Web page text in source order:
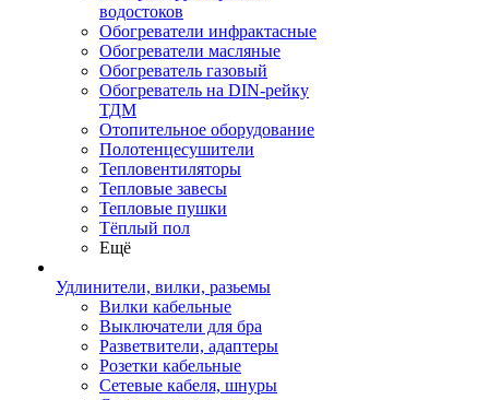
водостоков
Обогреватели инфрактасные
Обогреватели масляные
Обогреватель газовый
Обогреватель на DIN-рейку
ТДМ
Отопительное оборудование
Полотенцесушители
Тепловентиляторы
Тепловые завесы
Тепловые пушки
Тёплый пол
Ещё
Удлинители, вилки, разьемы
Вилки кабельные
Выключатели для бра
Разветвители, адаптеры
Розетки кабельные
Сетевые кабеля, шнуры